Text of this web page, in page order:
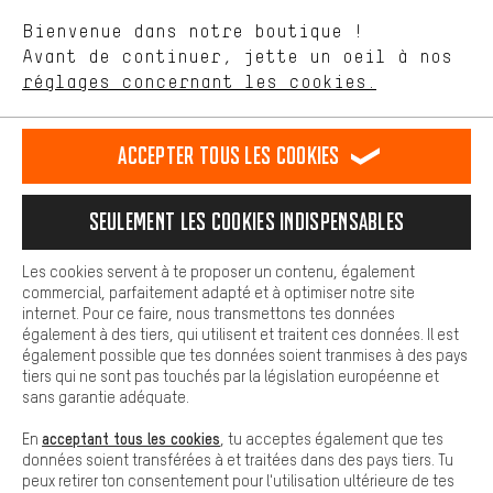
Langue"
français english
EN Deutsch español
RÉSILIER LE CONTRAT Communauté d'Aix-la-Chapelle
Programme d'affiliation Mentions Légales Protection des données
Conditions générales de vente Plateforme d'Alerte
Reprise des batteries Corepile Paramètres de cookies
Modifier le contraste
Tous les prix s'entendent en euros (MwSt hors) plus les
frais de portpour la livraison versÉtats-Unis.
Bienvenue dans notre boutique !
Avant de continuer, jette un oeil à nos
réglages concernant les cookies.
nous proposons grâce à ton comportement d'achat.
Plus de confort
est plus confortable. Avec les cookies de confort, nous
Nous pouvons ainsi mettre à ta disposition d'autres contenus et
informations utiles. De plus, tu as la possibilité d'utiliser des
facilement les bons produits. Par exemple, nous proposons une
facilement aux questions.
Cookies de base
Les cookies de base garantissent que tu puisses utiliser les
fonctions de notre site web.
Accepter tous les cookies
Seulement les cookies indispensables
Les cookies servent à te proposer un contenu, également
commercial, parfaitement adapté et à optimiser notre site
internet. Pour ce faire, nous transmettons tes données
également à des tiers, qui utilisent et traitent ces données. Il est
également possible que tes données soient tranmises à des pays
tiers qui ne sont pas touchés par la législation européenne et
sans garantie adéquate.
En acceptant tous les cookies , tu acceptes également que tes
données soient transférées à et traitées dans des pays tiers. Tu
peux retirer ton consentement pour l'utilisation ultérieure de tes